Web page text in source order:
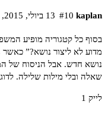
kaplan 13 ביולי,‏ 2015,‏ 8:59pm #10
בסוף כל קטגוריה מופיע
מדוע לא ליצור נושא?” כאשר
נושא חדש. אבל הניסוח של
שאלה ובלי מילות שלילה.
לייק 1